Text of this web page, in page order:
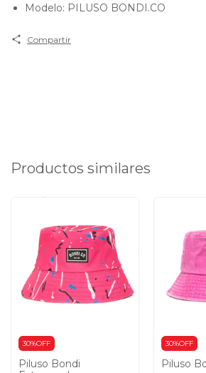
Modelo: PILUSO BONDI.CO
Compartir
Productos similares
30%OFF
Piluso Bondi
30%OFF
Piluso